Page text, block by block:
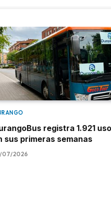
registra 1.921
sus primeras semanas
07/2026